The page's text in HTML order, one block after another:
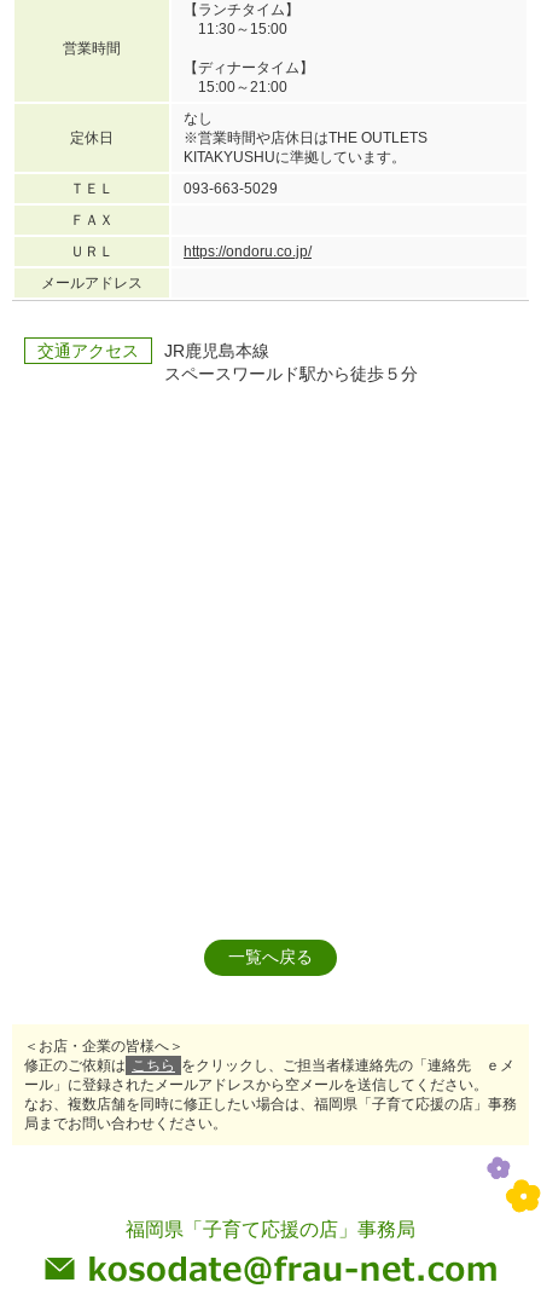
営業時間
【ランチタイム】
11:30～15:00
【ディナータイム】
15:00～21:00
定休日
なし
※営業時間や店休日はTHE OUTLETS
KITAKYUSHUに準拠しています。
ＴＥＬ
093-663-5029
ＦＡＸ
ＵＲＬ
https://ondoru.co.jp/
メールアドレス
交通アクセス
JR鹿児島本線
スペースワールド駅から徒歩５分
一覧へ戻る
＜お店・企業の皆様へ＞
修正のご依頼は こちら をクリックし、ご担当者様連絡先の「連絡先 ｅメ
ール」に登録されたメールアドレスから空メールを送信してください。
なお、複数店舗を同時に修正したい場合は、福岡県「子育て応援の店」事務
局までお問い合わせください。
福岡県「子育て応援の店」事務局